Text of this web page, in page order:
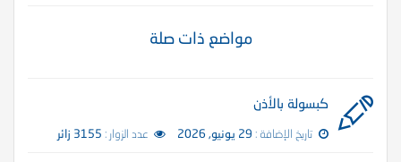
مواضع ذات صلة
كبسولة بالأذن
تاريخ الإضافة : 29 يونيو, 2026 عدد الزوار : 3155 زائر